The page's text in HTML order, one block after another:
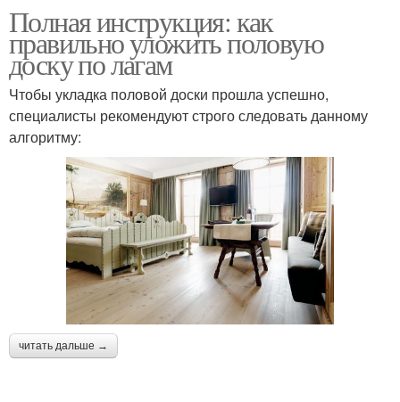
Полная инструкция: как
правильно уложить половую
доску по лагам
Чтобы укладка половой доски прошла успешно,
специалисты рекомендуют строго следовать данному
алгоритму:
читать дальше →